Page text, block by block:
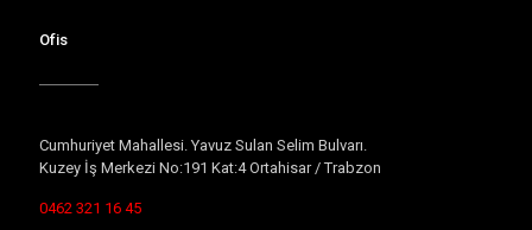
Ofis
Cumhuriyet Mahallesi. Yavuz Sulan Selim Bulvarı.
Kuzey İş Merkezi No:191 Kat:4 Ortahisar / Trabzon
0462 321 16 45